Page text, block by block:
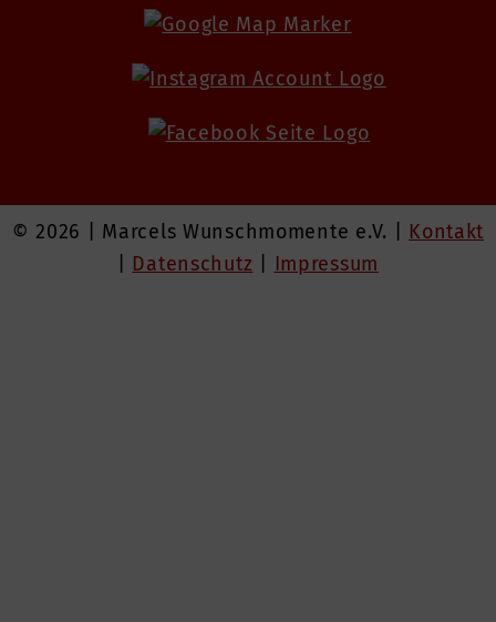
© 2026 | Marcels Wunschmomente e.V. | Kontakt
Datenschutz Impressum